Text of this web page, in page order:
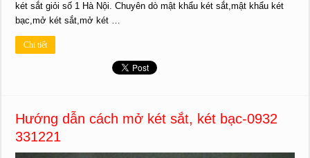
két sắt giỏi số 1 Hà Nội. Chuyên dò mật khẩu két sắt,mật khẩu két
bạc,mở két sắt,mở két …
Chi tiết
Hướng dẫn cách mở két sắt, két bạc-0932
331221